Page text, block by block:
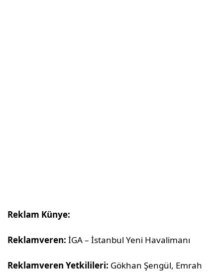
Reklam Künye:
Reklamveren:İGA – İstanbul Yeni Havalimanı
Reklamveren Yetkilileri: Gökhan Şengül, Emrah